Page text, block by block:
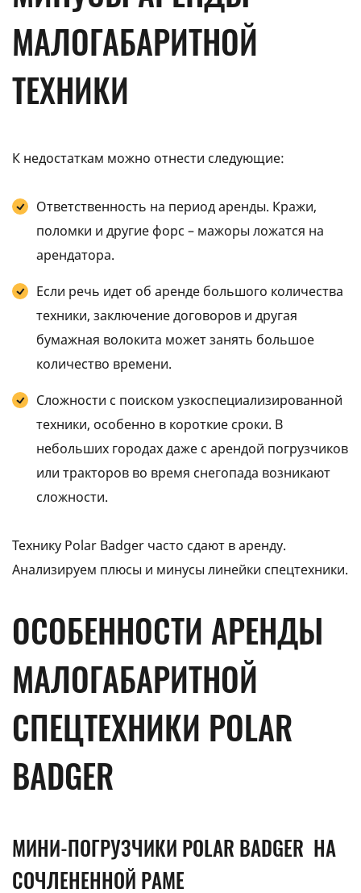
МАЛОГАБАРИТНОЙ
ТЕХНИКИ
К недостаткам можно отнести следующие:
Ответственность на период аренды. Кражи,
поломки и другие форс – мажоры ложатся на
арендатора.
Если речь идет об аренде большого количества
техники, заключение договоров и другая
бумажная волокита может занять большое
количество времени.
Сложности с поиском узкоспециализированной
техники, особенно в короткие сроки. В
небольших городах даже с арендой погрузчиков
или тракторов во время снегопада возникают
сложности.
Технику Polar Badger часто сдают в аренду.
Анализируем плюсы и минусы линейки спецтехники.
ОСОБЕННОСТИ АРЕНДЫ
МАЛОГАБАРИТНОЙ
СПЕЦТЕХНИКИ POLAR
BADGER
МИНИ-ПОГРУЗЧИКИ POLAR BADGER НА
СОЧЛЕНЕННОЙ РАМЕ